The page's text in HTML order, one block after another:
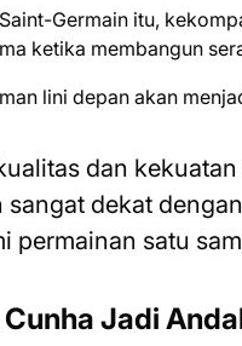
Germain itu,
ketika membangun
lini depan akan
dan
sangat dekat
permainan satu
Jadi